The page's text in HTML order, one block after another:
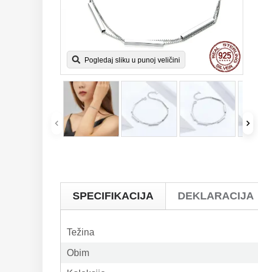
Pogledaj sliku u punoj veličini
SPECIFIKACIJA DEKLARACIJA
Težina
Obim